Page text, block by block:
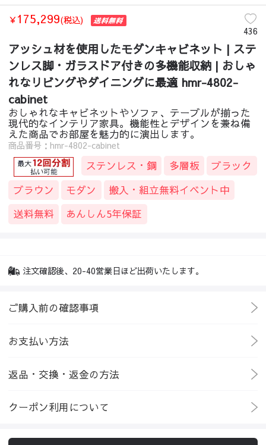
￥175,299(税込)
436
アッシュ材を使用したモダンキャビネット | ステ
ンレス脚・ガラスドア付きの多機能収納 | おしゃ
れなリビングやダイニングに最適 hmr-4802-
cabinet
おしゃれなキャビネットやソファ、テーブルが揃った
現代的なインテリア家具。機能性とデザインを兼ね備
えた商品でお部屋を魅力的に演出します。
商品番号：hmr-4802-cabinet
ステンレス・鋼 多層板
ブラック
ブラウン
モダン
搬入・組立無料イベント中
送料無料
あんしん5年保証
注文確認後、20-40営業日ほど出荷いたします。
ご購入前の確認事項
お支払い方法
返品・交換・返金の方法
クーポン利用について